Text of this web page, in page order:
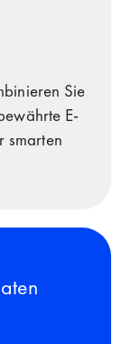
Sie
E-
smarten